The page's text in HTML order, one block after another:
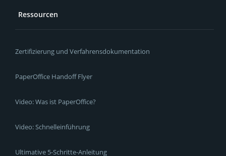
Ressourcen
Zertifizierung und Verfahrensdokumentation
PaperOffice Handoff Flyer
Video: Was ist PaperOffice?
Video: Schnelleinführung
Ultimative 5-Schritte-Anleitung